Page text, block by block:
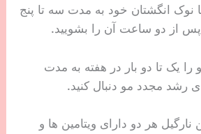
نوک انگشتان خود به مدت سه تا پنج
پس از دو ساعت آن را بشویید.
یک تا دو بار در هفته به مدت
رشد مجدد مو دنبال کنید.
هر دو دارای ویتامین ها و